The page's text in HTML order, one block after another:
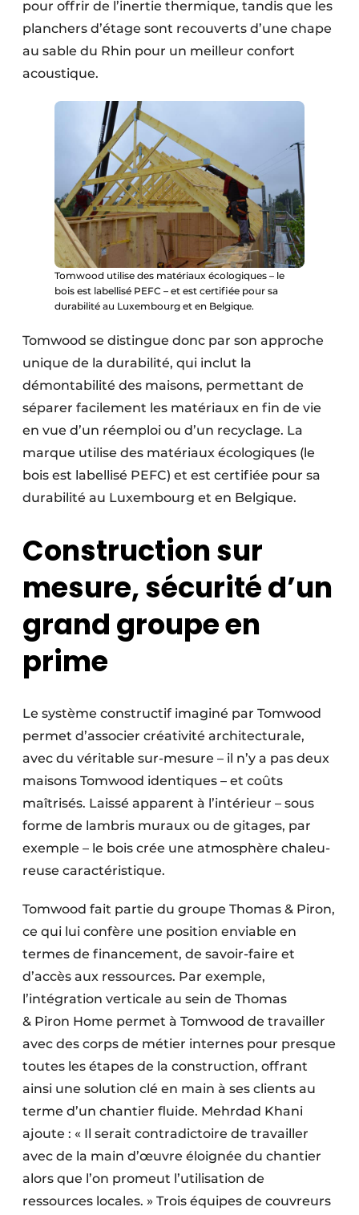
pour offrir de l’inertie thermique, tandis que les
planchers d’étage sont recouverts d’une chape
au sable du Rhin pour un meilleur confort
acoustique.
Tomwood utilise des matériaux écologiques – le
bois est labellisé PEFC – et est certifiée pour sa
durabilité au Luxembourg et en Belgique.
Tomwood se distingue donc par son approche
unique de la durabilité, qui inclut la
démontabilité des maisons, permettant de
séparer facilement les matériaux en fin de vie
en vue d’un réemploi ou d’un recyclage. La
marque utilise des matériaux écologiques (le
bois est labellisé PEFC) et est certifiée pour sa
durabilité au Luxembourg et en Belgique.
Construction sur
mesure, sécurité d’un
grand groupe en
prime
Le système constructif imaginé par Tomwood
permet d’associer créa­tivité architecturale,
avec du véritable sur-mesure – il n’y a pas deux
maisons Tomwood identiques – et coûts
maîtrisés. Laissé apparent à l’intérieur – sous
forme de lambris muraux ou de gitages, par
exemple – le bois crée une atmos­phère chaleu­
reuse caractéristique.
Tomwood fait partie du groupe Thomas & Piron,
ce qui lui confère une position enviable en
termes de financement, de savoir-faire et
d’accès aux ressources. Par exemple,
l’intégration verticale au sein de Thomas
& Piron Home permet à Tomwood de travailler
avec des corps de métier internes pour presque
toutes les étapes de la construction, offrant
ainsi une solution clé en main à ses clients au
terme d’un chantier fluide. Mehrdad Khani
ajoute : « Il serait contradictoire de travailler
avec de la main d’œuvre éloignée du chantier
alors que l’on promeut l’utilisation de
ressources locales. » Trois équipes de couvreurs